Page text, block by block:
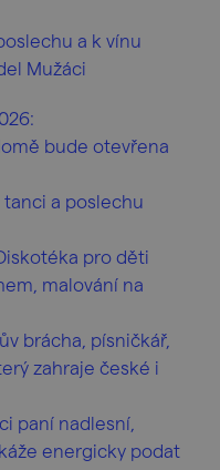
a k vínu
Mužáci
bude otevřena
a poslechu
pro děti
malování na
brácha, písničkář,
zahraje české i
paní nadlesní,
energicky podat